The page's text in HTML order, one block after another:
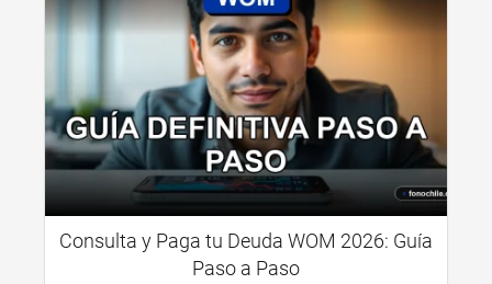
Consulta y Paga tu Deuda WOM 2026: Guía
Paso a Paso